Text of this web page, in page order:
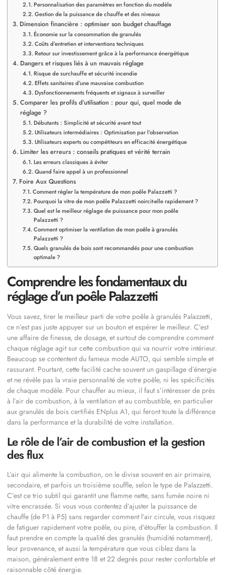
Personnalisation des paramètres en fonction du modèle
Gestion de la puissance de chauffe et des niveaux
Dimension financière : optimiser son budget chauffage
Économie sur la consommation de granulés
Coûts d’entretien et interventions techniques
Retour sur investissement grâce à la performance énergétique
Dangers et risques liés à un mauvais réglage
Risque de surchauffe et sécurité incendie
Effets sanitaires d’une mauvaise combustion
Dysfonctionnements fréquents et signaux à surveiller
Comparer les profils d’utilisation : pour qui, quel mode de
réglage ?
Débutants : Simplicité et sécurité avant tout
Utilisateurs intermédiaires : Optimisation par l’observation
Utilisateurs experts ou compétiteurs en efficacité énergétique
Limiter les erreurs : conseils pratiques et vérité terrain
Les erreurs classiques à éviter
Quand faire appel à un professionnel
Foire Aux Questions
Comment régler la température de mon poêle Palazzetti ?
Pourquoi la vitre de mon poêle Palazzetti noircit-elle rapidement ?
Quel est le meilleur réglage de puissance pour mon poêle
Palazzetti ?
Comment optimiser la ventilation de mon poêle à granulés
Palazzetti ?
Quels granulés de bois sont recommandés pour une combustion
optimale ?
Comprendre les fondamentaux du
réglage d’un poêle Palazzetti
Vous savez, tirer le meilleur parti de votre poêle à granulés Palazzetti,
ce n’est pas juste appuyer sur un bouton et espérer le meilleur. C’est
une affaire de finesse, de dosage, et surtout de comprendre comment
chaque réglage agit sur cette combustion qui va nourrir votre intérieur.
Beaucoup se contentent du fameux mode AUTO, qui semble simple et
rassurant. Pourtant, cette facilité cache souvent un gaspillage d’énergie
et ne révèle pas la vraie personnalité de votre poêle, ni les spécificités
de chaque modèle. Pour chauffer au mieux, il faut s’intéresser de près
à l’air de combustion, à la ventilation et au combustible, en particulier
aux granulés de bois certifiés ENplus A1, qui feront toute la différence
dans la performance et la durabilité de votre installation.
Le rôle de l’air de combustion et la gestion
des flux
L’air qui alimente la combustion, on le divise souvent en air primaire,
secondaire, et parfois un troisième souffle, selon le type de Palazzetti.
C’est ce trio subtil qui garantit une flamme nette, sans fumée noire ni
vitre encrassée. Si vous vous contentez d’ajuster la puissance de
chauffe (de P1 à P5) sans regarder comment l’air circule, vous risquez
de fatiguer rapidement votre poêle, ou pire, d’étouffer la combustion. Il
faut prendre en compte la qualité des granulés (humidité notamment),
leur provenance, et aussi la température que vous ciblez dans la
maison, généralement entre 18 et 22 degrés pour rester confortable et
raisonnable côté énergie.